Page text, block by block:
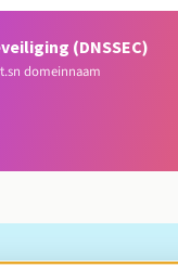
(DNSSEC)
domeinnaam